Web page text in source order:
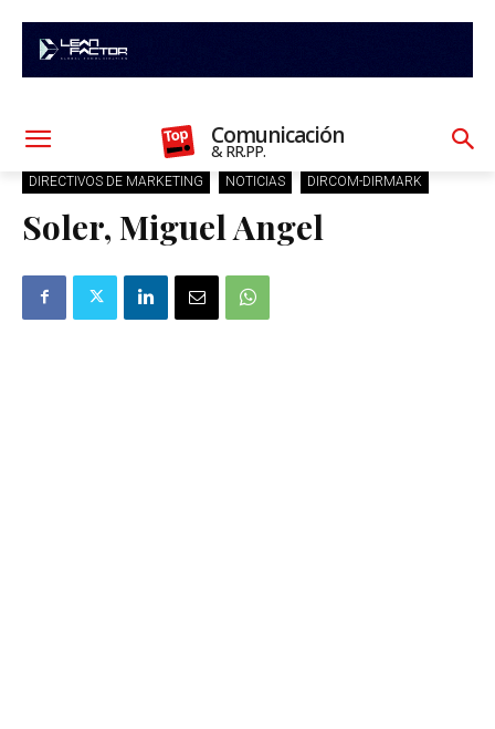
Comunicación
& RR.PP.
DIRECTIVOS DE MARKETING NOTICIAS DIRCOM-DIRMARK
Soler, Miguel Angel